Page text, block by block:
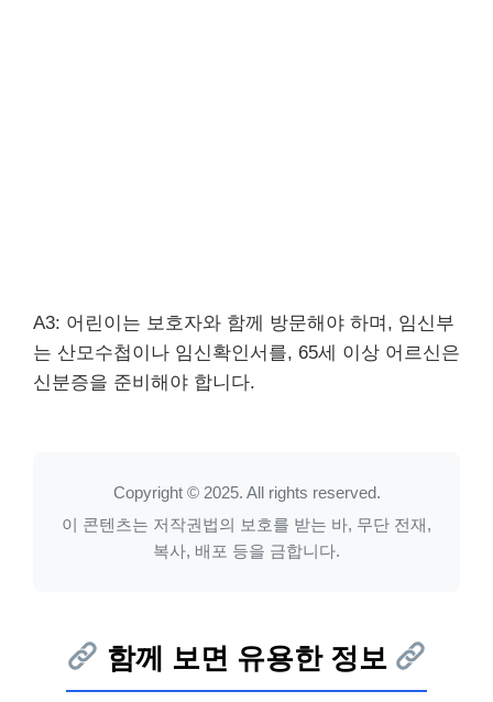
A3: 어린이는 보호자와 함께 방문해야 하며, 임신부
는 산모수첩이나 임신확인서를, 65세 이상 어르신은
신분증을 준비해야 합니다.
Copyright © 2025. All rights reserved.
이 콘텐츠는 저작권법의 보호를 받는 바, 무단 전재,
복사, 배포 등을 금합니다.
함께 보면 유용한 정보